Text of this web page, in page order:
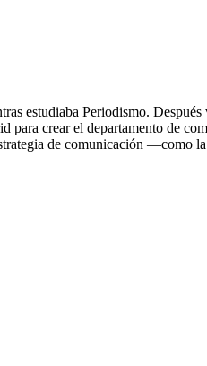
estudiaba Periodismo.
crear el departamento de
de comunicación